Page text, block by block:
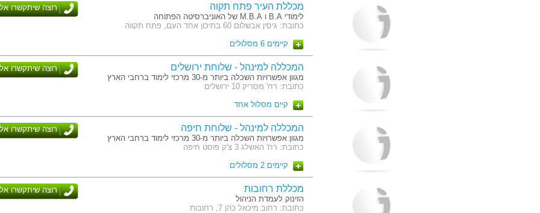
מכללת העיר פתח תקוה
לימודי B.A ו M.B.A של האוניברסיטה הפתוחה
כתובת: גיסין אבשלום 60 בתיכון אחד העם, פתח תקווה
רוצה שיתקשרו
קיימים 6 מסלולים
המכללה למינהל - שלוחת ירושלים
מגוון אפשרויות השכלה ביותר מ-30 מרכזי לימוד ברחבי הארץ
כתובת: רח' מסריק 10 ירושלים
רוצה שיתקשרו
קיים מסלול אחד
המכללה למינהל - שלוחת חיפה
מגוון אפשרויות השכלה ביותר מ-30 מרכזי לימוד ברחבי הארץ
כתובת: רח' האשלג 3 צ'ק פוסט חיפה
רוצה שיתקשרו
קיימים 2 מסלולים
מכללת רחובות
הזינוק לעמדת הניהול
כתובת: רחוב מיכאל כהן 7, רחובות
רוצה שיתקשרו